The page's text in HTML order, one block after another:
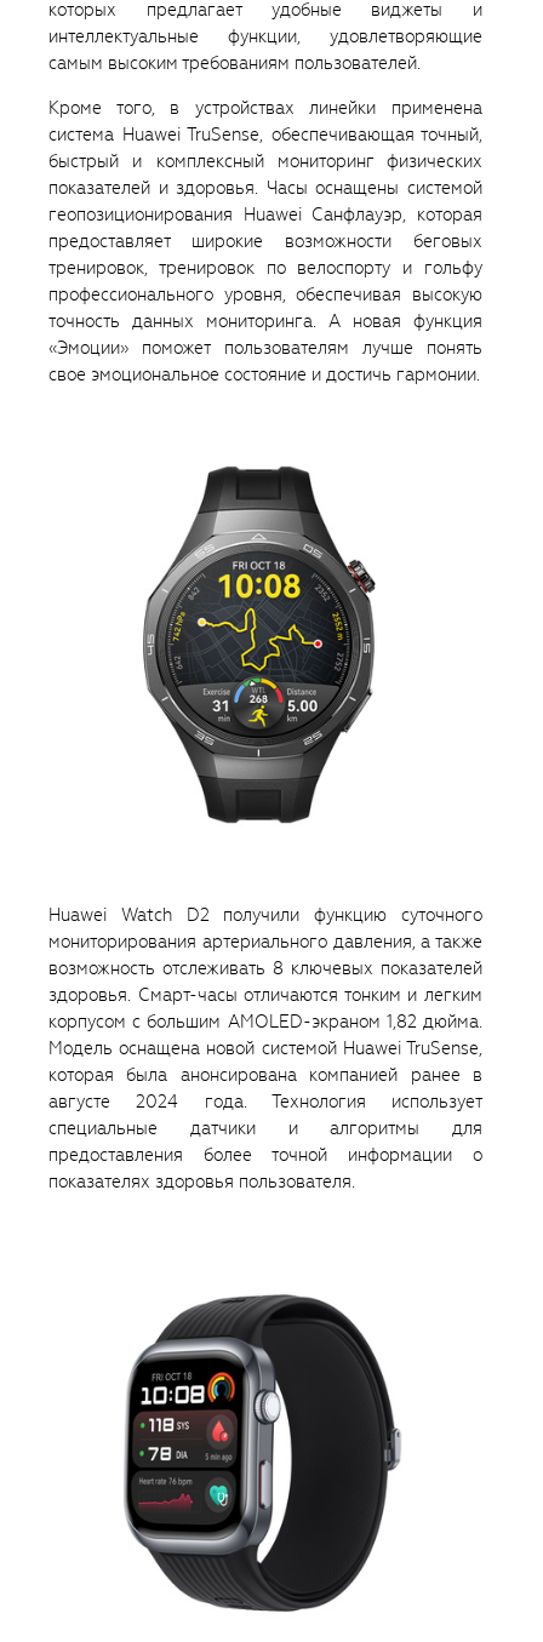
которых предлагает удобные виджеты и
интеллектуальные функции, удовлетворяющие
самым высоким требованиям пользователей.
Кроме того, в устройствах линейки применена
система Huawei TruSense, обеспечивающая точный,
быстрый и комплексный мониторинг физических
показателей и здоровья. Часы оснащены системой
геопозиционирования Huawei Санфлауэр, которая
предоставляет широкие возможности беговых
тренировок, тренировок по велоспорту и гольфу
профессионального уровня, обеспечивая высокую
точность данных мониторинга. А новая функция
«Эмоции» поможет пользователям лучше понять
свое эмоциональное состояние и достичь гармонии.
Huawei Watch D2 получили функцию суточного
мониторирования артериального давления, а также
возможность отслеживать 8 ключевых показателей
здоровья. Смарт-часы отличаются тонким и легким
корпусом с большим AMOLED-экраном 1,82 дюйма.
Модель оснащена новой системой Huawei TruSense,
которая была анонсирована компанией ранее в
августе 2024 года. Технология использует
специальные датчики и алгоритмы для
предоставления более точной информации о
показателях здоровья пользователя.